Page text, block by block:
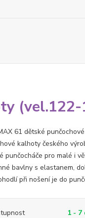
61 dětské
kalhoty českého
punčocháče pro malé i
bavlny s elastanem,
při nošení je do
1 - 7